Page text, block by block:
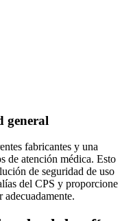
general
fabricantes y una
de atención médica. Esto
de seguridad de uso
del CPS y proporcione
adecuadamente.